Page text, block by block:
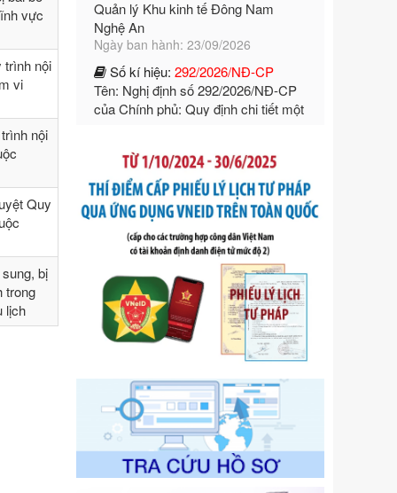
vực
trình nội
vi
nội
Quy
bị
trong
lịch
Số kí hiệu:292/2026/NĐ-CP
Tên: Nghị định số 292/2026/NĐ-CP
của Chính phủ: Quy định chi tiết một
số điều và biện pháp để tổ chức,
hướng dẫn thi hành Luật Quản lý
ngoại thương
Số kí hiệu:292/2026/NĐ-CP
Tên: Nghị định số 292/2026/NĐ-CP
của Chính phủ: Quy định chi tiết một
số điều và biện pháp để tổ chức,
hướng dẫn thi hành Luật Quản lý
ngoại thương
Ngày ban hành: 21/07/2026
Số kí hiệu: 105/2026/TT-BTC
Tên: Thông tư số 105/2026/TT-BTC
của Bộ Tài chính: Bãi bỏ Thông tư số
87/2019/TT- BТC ngày 19 tháng 12
chính hướng dẫn thực hiện xử phạt
vi phạm hành chính trong lĩnh vực
kho bạc nhà nước
Ngày ban hành: 21/07/2026
Số kí hiệu:291/2026/NĐ-CP
Tên: Nghị định số 291/2026/NĐ-CP